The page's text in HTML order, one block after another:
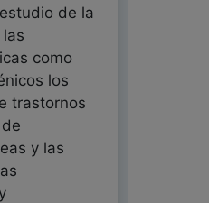
de la
como
los
trastornos
y las